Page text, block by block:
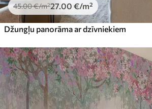
45.00€/m²27.00 €/m²
Džungļu panorāma ar dzīvniekiem